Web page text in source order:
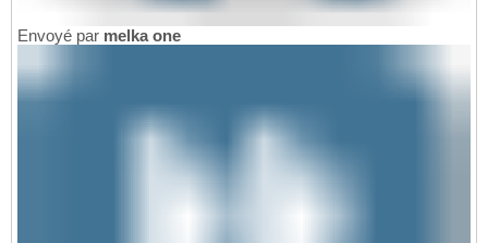
Envoyé par melka one